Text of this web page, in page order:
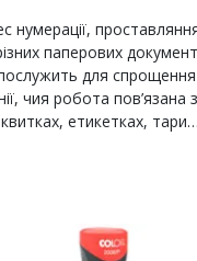
паперових
для спрощення
чия робота
етикетках, тари…